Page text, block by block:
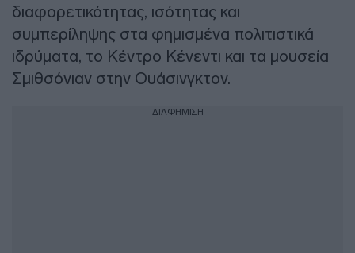
διαφορετικότητας, ισότητας και
συμπερίληψης στα φημισμένα πολιτιστικά
ιδρύματα, το Κέντρο Κένεντι και τα μουσεία
Σμιθσόνιαν στην Ουάσινγκτον.
ΔΙΑΦΗΜΙΣΗ